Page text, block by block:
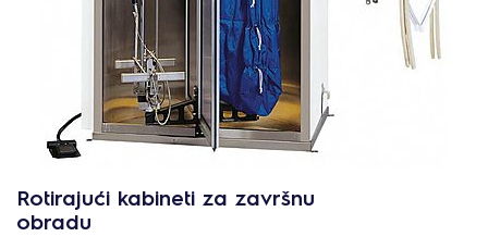
Rotirajući kabineti za završnu
obradu